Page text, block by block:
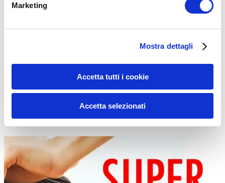
Marketing
Mostra dettagli
Accetta tutti i cookie
Accetta selezionati
Spalle Programma d’Allenamento Completo e Gratis
Nel video di oggi vi presento un programma completo per allenare le
spalle. L’allenamento è perfetto sia per chi si…